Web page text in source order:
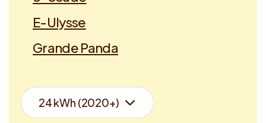
E-Ulysse
Grande Panda